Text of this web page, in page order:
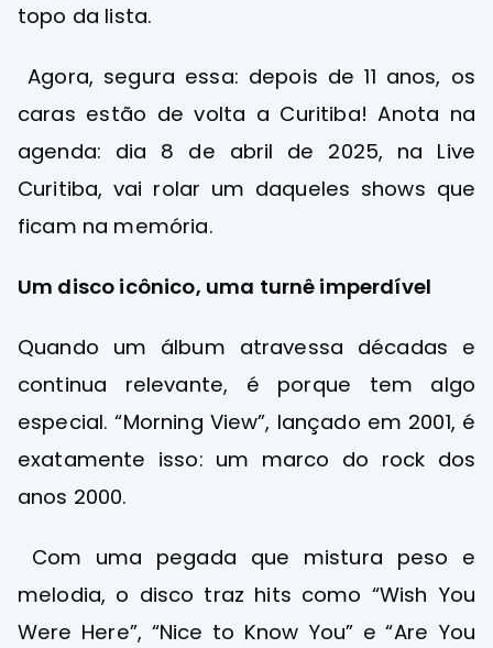
topo da lista.
Agora, segura essa: depois de 11 anos, os
caras estão de volta a Curitiba! Anota na
agenda: dia 8 de abril de 2025, na Live
Curitiba, vai rolar um daqueles shows que
ficam na memória.
Um disco icônico, uma turnê imperdível
Quando um álbum atravessa décadas e
continua relevante, é porque tem algo
especial. “Morning View”, lançado em 2001, é
exatamente isso: um marco do rock dos
anos 2000.
Com uma pegada que mistura peso e
melodia, o disco traz hits como “Wish You
Were Here”, “Nice to Know You” e “Are You